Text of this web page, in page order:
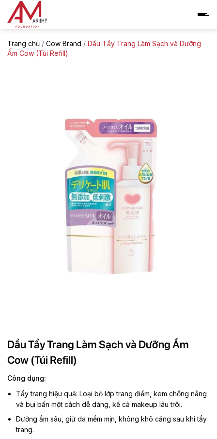
content
Trang chủ / Cow Brand / Dầu Tẩy Trang Làm Sạch và Dưỡng
Ẩm Cow (Túi Refill)
Dầu Tẩy Trang Làm Sạch và Dưỡng Ẩm
Cow (Túi Refill)
Công dụng:
Tẩy trang hiệu quả: Loại bỏ lớp trang điểm, kem chống nắng
và bụi bẩn một cách dễ dàng, kể cả makeup lâu trôi.
Dưỡng ẩm sâu, giữ da mềm mịn, không khô căng sau khi tẩy
trang.